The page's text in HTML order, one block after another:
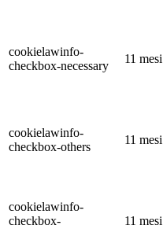
cookielawinfo-
checkbox-necessary
11 mesi
cookielawinfo-
checkbox-others
11 mesi
cookielawinfo-
checkbox-
11 mesi